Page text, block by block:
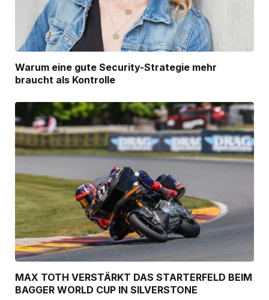
Warum eine gute Security-Strategie mehr
braucht als Kontrolle
MAX TOTH VERSTÄRKT DAS STARTERFELD BEIM
BAGGER WORLD CUP IN SILVERSTONE